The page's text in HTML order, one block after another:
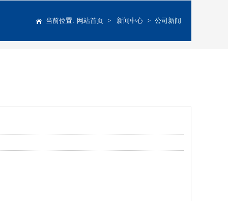
当前位置: 网站首页 > 新闻中心 > 公司新闻